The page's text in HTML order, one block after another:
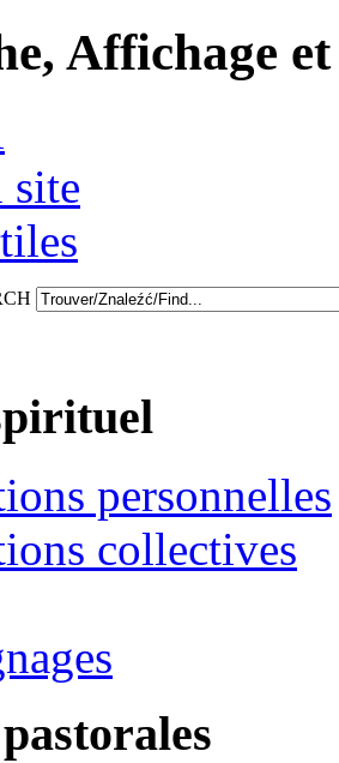
Affichage
site
personnelles
collectives